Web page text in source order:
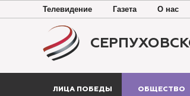
Телевидение Газета О нас
ЛИЦА ПОБЕДЫ ОБЩЕСТВО